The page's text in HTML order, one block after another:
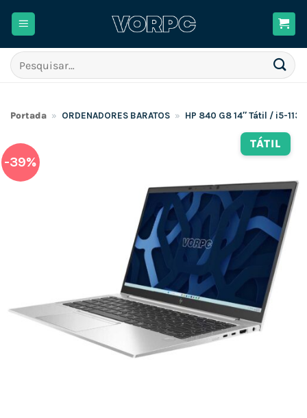
Pesquisar
por:
Portada » ORDENADORES BARATOS » HP 840 G8 14″ Tátil / i5-
TÁTIL
-39%